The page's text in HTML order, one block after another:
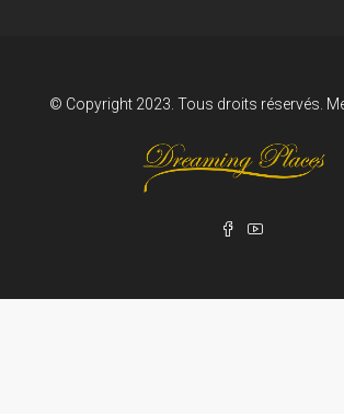
© Copyright 2023. Tous droits réservés.